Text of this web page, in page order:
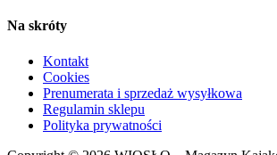
Na skróty
Kontakt
Cookies
Prenumerata i sprzedaż wysyłkowa
Regulamin sklepu
Polityka prywatności